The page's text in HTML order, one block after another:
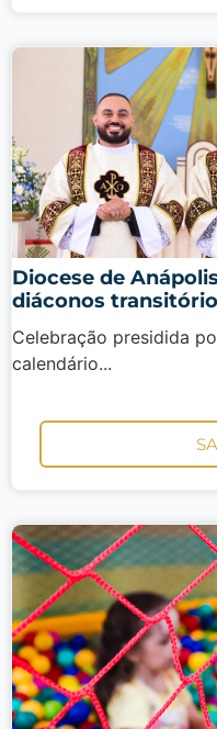
Diocese de
diáconos
Celebração presidida
calendário...